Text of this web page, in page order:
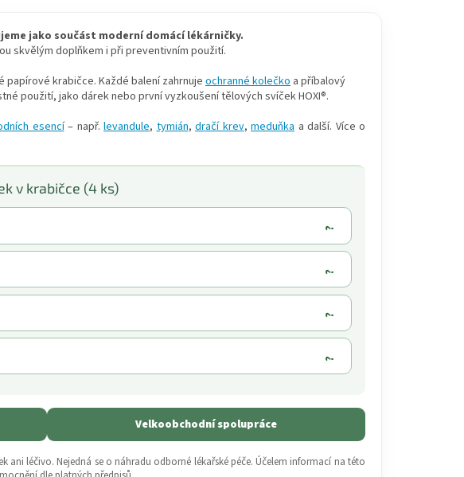
c
í
p
r
v
y
ý
i
s
v
á
n
í
jako součást moderní domácí lékárničky.
skvělým doplňkem i při preventivním použití.
papírové krabičce. Každé balení zahrnujeochranné kolečko a příbalový
použití, jako dárek nebo první vyzkoušení tělových svíček HOXI®.
esencí– např. levandule, tymián, dračí krev, meduňka a další. Více o
v krabičce (4 ks)
Velkoobchodní spolupráce
ani léčivo. Nejedná se o náhradu odborné lékařské péče. Účelem informací na této